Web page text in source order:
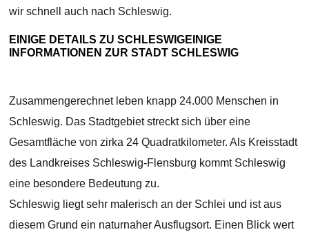
wir schnell auch nach Schleswig.
EINIGE DETAILS ZU SCHLESWIGEINIGE
INFORMATIONEN ZUR STADT SCHLESWIG
Zusammengerechnet leben knapp 24.000 Menschen in
Schleswig. Das Stadtgebiet streckt sich über eine
Gesamtfläche von zirka 24 Quadratkilometer. Als Kreisstadt
des Landkreises Schleswig-Flensburg kommt Schleswig
eine besondere Bedeutung zu.
Schleswig liegt sehr malerisch an der Schlei und ist aus
diesem Grund ein naturnaher Ausflugsort. Einen Blick wert